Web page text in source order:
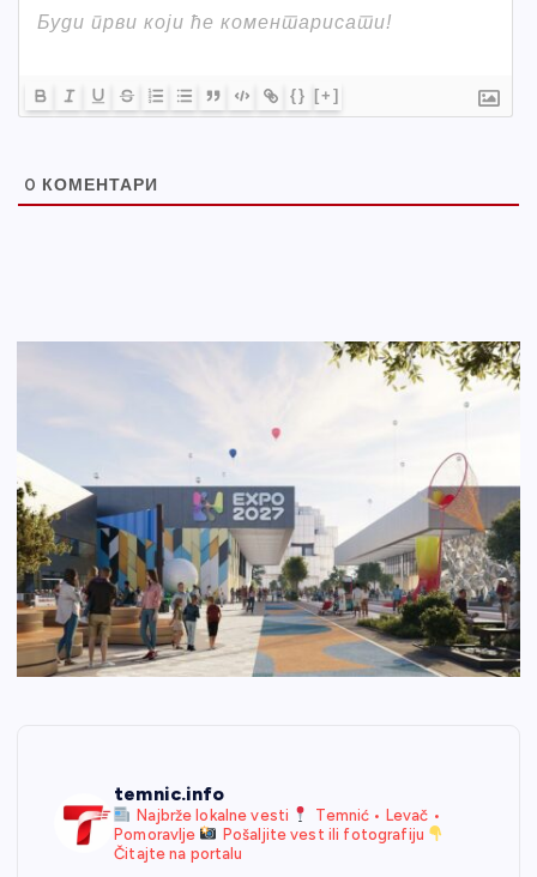
{} [+]
0 КОМЕНТАРИ
temnic.info
Najbrže lokalne vesti
Temnić • Levač •
Pomoravlje
Pošaljite vest ili fotografiju
Čitajte na portalu